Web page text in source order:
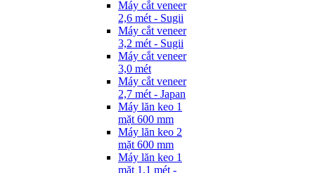
Máy cắt veneer
2,6 mét - Sugii
Máy cắt veneer
3,2 mét - Sugii
Máy cắt veneer
3,0 mét
Máy cắt veneer
2,7 mét - Japan
Máy lăn keo 1
mặt 600 mm
Máy lăn keo 2
mặt 600 mm
Máy lăn keo 1
mặt 1,1 mét -